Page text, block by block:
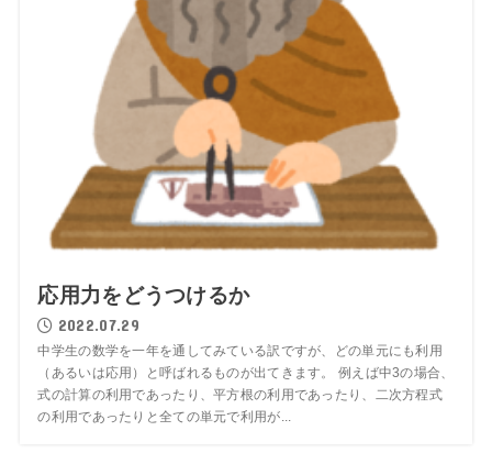
応用力をどうつけるか
2022.07.29
中学生の数学を一年を通してみている訳ですが、どの単元にも利用
（あるいは応用）と呼ばれるものが出てきます。 例えば中3の場合、
式の計算の利用であったり、平方根の利用であったり、二次方程式
の利用であったりと全ての単元で利用が...